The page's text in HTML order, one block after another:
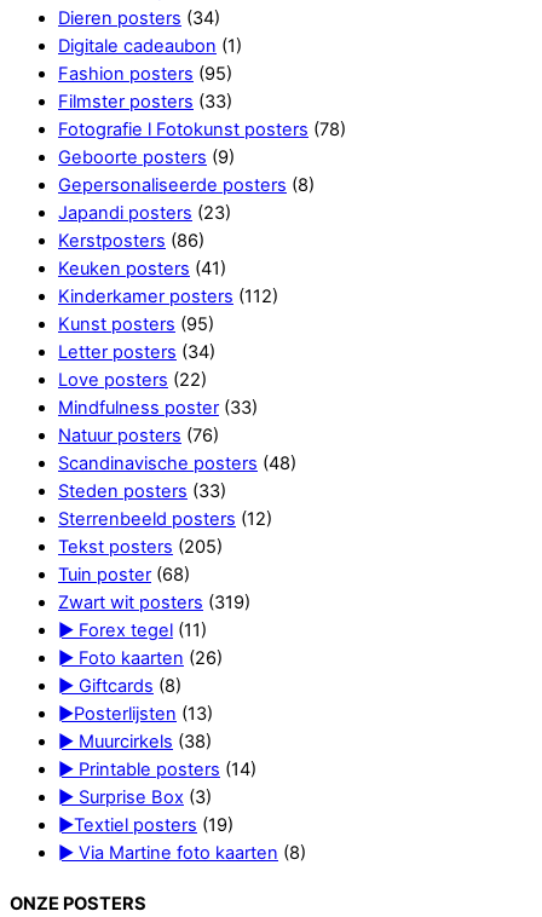
Dieren posters (34)
Digitale cadeaubon (1)
Fashion posters (95)
Filmster posters (33)
Fotografie l Fotokunst posters (78)
Geboorte posters (9)
Gepersonaliseerde posters (8)
Japandi posters (23)
Kerstposters (86)
Keuken posters (41)
Kinderkamer posters (112)
Kunst posters (95)
Letter posters (34)
Love posters (22)
Mindfulness poster (33)
Natuur posters (76)
Scandinavische posters (48)
Steden posters (33)
Sterrenbeeld posters (12)
Tekst posters (205)
Tuin poster (68)
Zwart wit posters (319)
► Forex tegel (11)
► Foto kaarten (26)
► Giftcards (8)
►Posterlijsten (13)
► Muurcirkels (38)
► Printable posters (14)
► Surprise Box (3)
►Textiel posters (19)
► Via Martine foto kaarten (8)
ONZE POSTERS